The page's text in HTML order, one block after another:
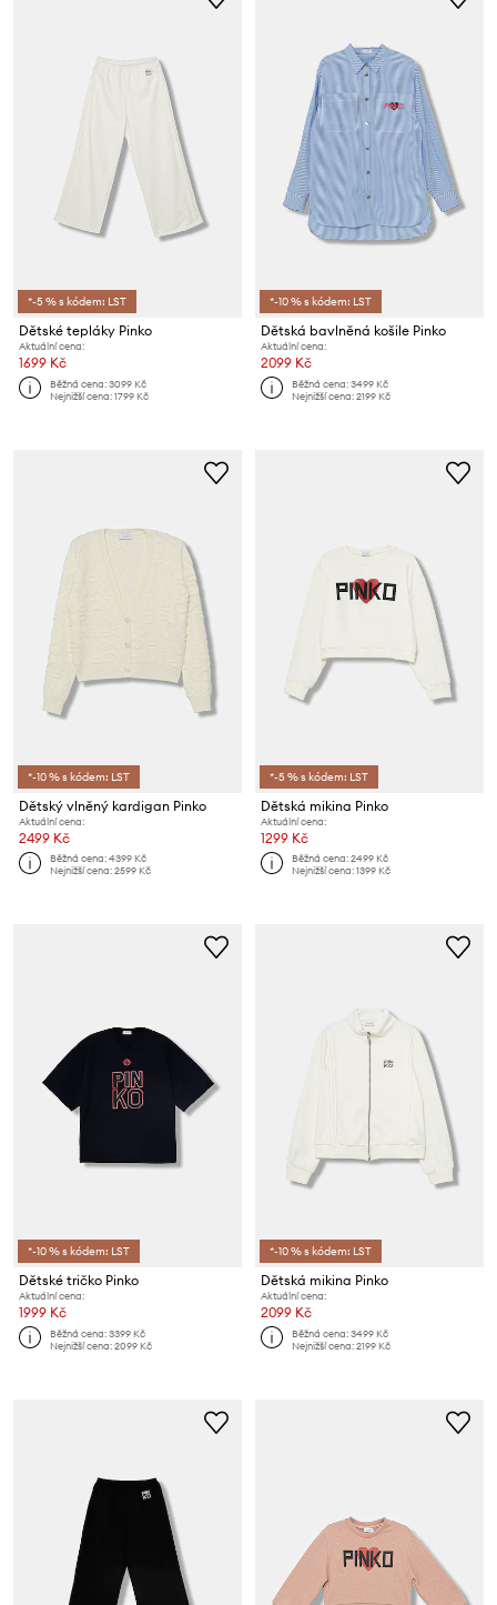
*-5 % s kódem: LST
Dětské tepláky Pinko
Aktuální cena:
1699 Kč
Běžná cena:3099 Kč
Nejnižší cena:1799 Kč
*-10 % s kódem: LST
Dětská bavlněná košile Pinko
Aktuální cena:
2099 Kč
Běžná cena:3499 Kč
Nejnižší cena:2199 Kč
*-10 % s kódem: LST
Dětský vlněný kardigan Pinko
Aktuální cena:
2499 Kč
Běžná cena:4399 Kč
Nejnižší cena:2599 Kč
*-5 % s kódem: LST
Dětská mikina Pinko
Aktuální cena:
1299 Kč
Běžná cena:2499 Kč
Nejnižší cena:1399 Kč
*-10 % s kódem: LST
Dětské tričko Pinko
Aktuální cena:
1999 Kč
Běžná cena:3399 Kč
Nejnižší cena:2099 Kč
*-10 % s kódem: LST
Dětská mikina Pinko
Aktuální cena:
2099 Kč
Běžná cena:3499 Kč
Nejnižší cena:2199 Kč